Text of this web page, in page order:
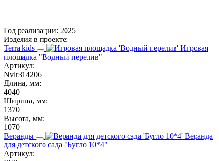
Год реализации: 2025
Изделия в проекте:
Terra kids
Игровая
площадка "Водный перелив"
Артикул:
Nvlr314206
Длина, мм:
4040
Ширина, мм:
1370
Высота, мм:
1070
Веранды
Веранда
для детского сада "Бугло 10*4"
Артикул: